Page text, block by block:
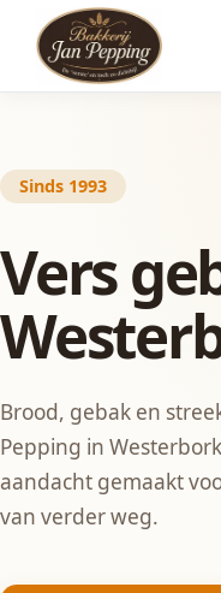
Sinds 1993
Vers
Brood, gebak en
Pepping in
aandacht gemaakt
van verder weg.